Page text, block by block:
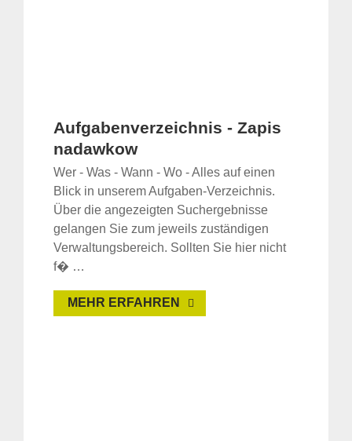
Aufgabenverzeichnis - Zapis
nadawkow
Wer - Was - Wann - Wo - Alles auf einen
Blick in unserem Aufgaben-Verzeichnis.
Über die angezeigten Suchergebnisse
gelangen Sie zum jeweils zuständigen
Verwaltungsbereich. Sollten Sie hier nicht
f� …
MEHR ERFAHREN